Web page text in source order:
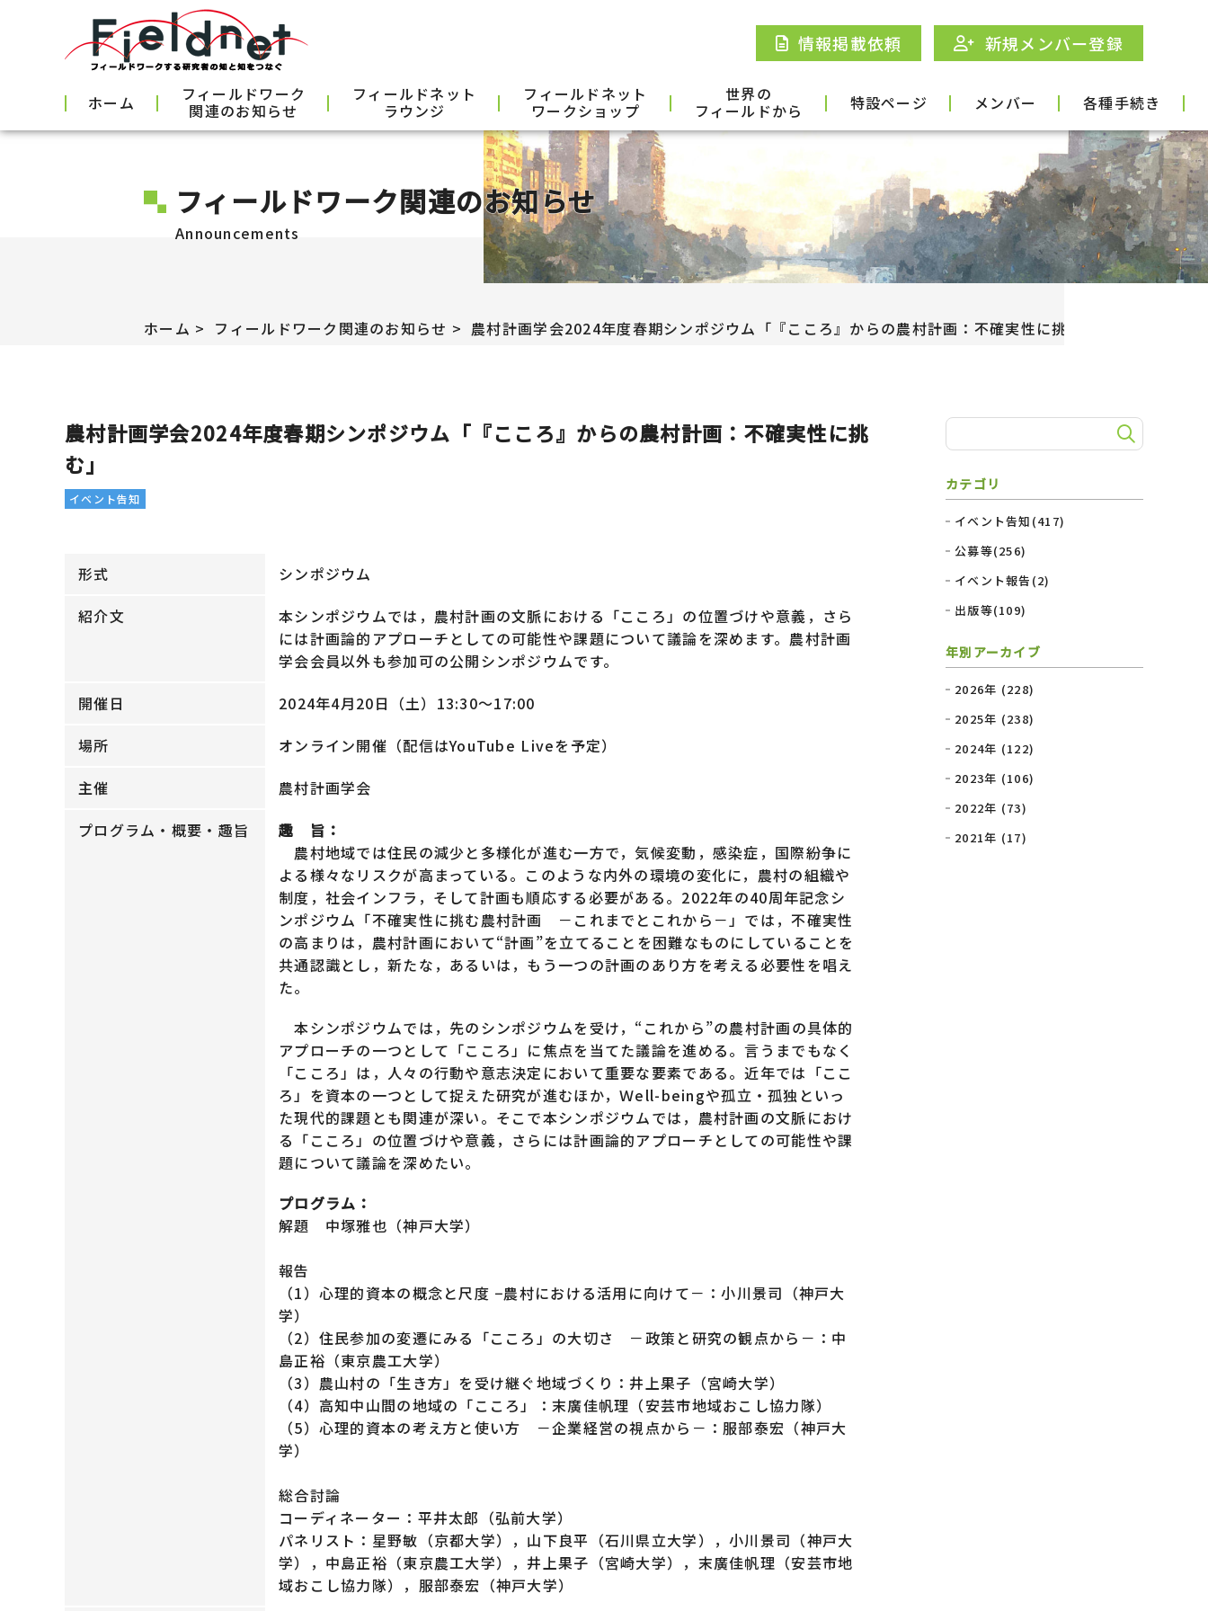
情報掲載依頼 新規メンバー登録
ホーム フィールドワーク
関連のお知らせ
フィールドネット
ラウンジ
フィールドネット
ワークショップ
世界の
フィールドから 特設ページ メンバー 各種手続き
フィールドワーク関連のお知らせ
Announcements
ホーム フィールドワーク関連のお知らせ 農村計画学会2024年度春期シンポジウム「『こころ』からの農村計画：不確実性に挑む」
農村計画学会2024年度春期シンポジウム「『こころ』からの農村計画：不確実性に挑
む」
イベント告知
形式
シンポジウム
紹介文
本シンポジウムでは，農村計画の文脈における「こころ」の位置づけや意義，さら
には計画論的アプローチとしての可能性や課題について議論を深めます。農村計画
学会会員以外も参加可の公開シンポジウムです。
開催日
2024年4⽉20日（土）13:30〜17:00
場所
オンライン開催（配信はYouTube Liveを予定）
主催
農村計画学会
プログラム・概要・趣旨
趣 旨：
農村地域では住民の減少と多様化が進む一方で，気候変動，感染症，国際紛争に
よる様々なリスクが高まっている。このような内外の環境の変化に，農村の組織や
制度，社会インフラ，そして計画も順応する必要がある。2022年の40周年記念シ
ンポジウム「不確実性に挑む農村計画 －これまでとこれから－」では，不確実性
の高まりは，農村計画において“計画”を立てることを困難なものにしていることを
共通認識とし，新たな，あるいは，もう一つの計画のあり方を考える必要性を唱え
た。
本シンポジウムでは，先のシンポジウムを受け，“これから”の農村計画の具体的
アプローチの一つとして「こころ」に焦点を当てた議論を進める。言うまでもなく
「こころ」は，人々の行動や意志決定において重要な要素である。近年では「ここ
ろ」を資本の一つとして捉えた研究が進むほか，Ｗell-beingや孤立・孤独といっ
た現代的課題とも関連が深い。そこで本シンポジウムでは，農村計画の文脈におけ
る「こころ」の位置づけや意義，さらには計画論的アプローチとしての可能性や課
題について議論を深めたい。
プログラム：
解題 中塚雅也（神戸大学）
報告
（1）心理的資本の概念と尺度 −農村における活用に向けて－：小川景司（神戸大
学）
（2）住民参加の変遷にみる「こころ」の大切さ －政策と研究の観点から－：中
島正裕（東京農工大学）
（3）農山村の「生き方」を受け継ぐ地域づくり：井上果子（宮崎大学）
（4）高知中山間の地域の「こころ」：末廣佳帆理（安芸市地域おこし協力隊）
（5）心理的資本の考え方と使い方 －企業経営の視点から－：服部泰宏（神戸大
学）
総合討論
コーディネーター：平井太郎（弘前大学）
パネリスト：星野敏（京都大学），山下良平（石川県立大学），小川景司（神戸大
学），中島正裕（東京農工大学），井上果子（宮崎大学），末廣佳帆理（安芸市地
域おこし協力隊），服部泰宏（神戸大学）
カテゴリ
イベント告知(417)
公募等(256)
イベント報告(2)
出版等(109)
年別アーカイブ
2026年 (228)
2025年 (238)
2024年 (122)
2023年 (106)
2022年 (73)
2021年 (17)